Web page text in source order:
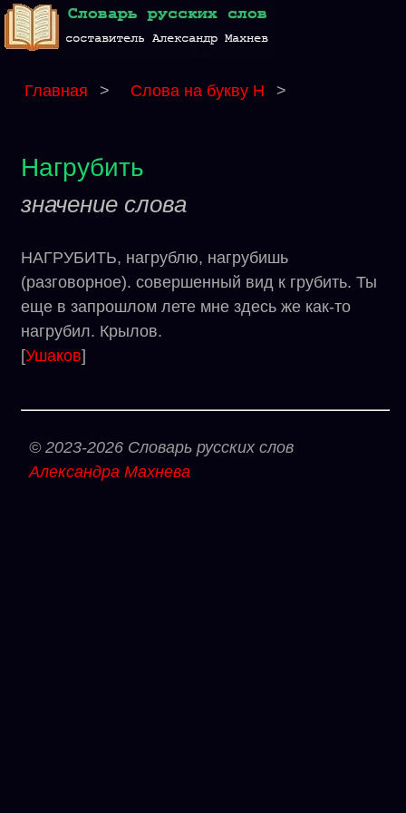
Главная > Слова на букву Н >
Нагрубить
значение слова
НАГРУБИТЬ, нагрублю, нагрубишь
(разговорное). совершенный вид к грубить. Ты
еще в запрошлом лете мне здесь же как-то
нагрубил. Крылов.
[Ушаков]
© 2023-2026 Словарь русских слов
Александра Махнева